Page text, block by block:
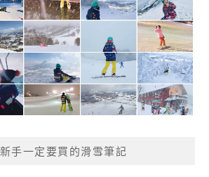
手一定要買的滑雪筆記